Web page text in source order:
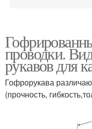
проводки.
рукавов для
Гофрорукава
(прочность,